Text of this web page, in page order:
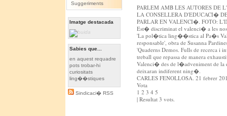
Suggeriments
Imatge destacada
Sabies que...
en aquest requadre
pots trobar-hi
curiositats
ling��stiques
Sindicaci� RSS
PARLEM AMB LES AUTORES DE
LA CONSELLERA D'EDUCACI�
PARLAR EN VALENCI�. FOTO:
Est� discriminat el valenci� a les
'La pol�tica ling��stica al Pa�s
responsable', obra de Susanna
'Quaderns Demos. Fulls de recerca
treball que repassa de manera
Valenci� des de l�adveniment de la
deixaran indiferent ning�.
CARLES FENOLLOSA. 21 febrer
Vota
1 2 3 4 5
| Resultat 3 vots.